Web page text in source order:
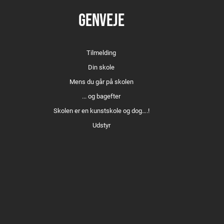
Det var jo bare for sjov
I am Tahreer
Apart 3:2
Within walls
GENVEJE
Tilmelding
Din skole
Mens du går på skolen
... og bagefter
Skolen er en kunstskole og dog….!
Udstyr